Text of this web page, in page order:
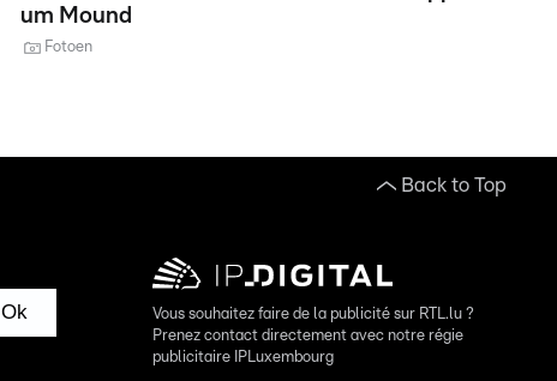
um Mound
Fotoen
Back to Top
Ok
Vous souhaitez faire de la publicité sur RTL.lu ?
Prenez contact directement avec notre régie
publicitaire IPLuxembourg